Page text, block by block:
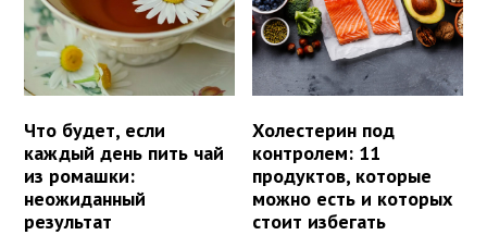
Что будет, если
каждый день пить чай
из ромашки:
неожиданный
результат
Холестерин под
контролем: 11
продуктов, которые
можно есть и которых
стоит избегать